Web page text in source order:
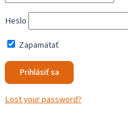
Heslo
Zapamätať
Lost your password?